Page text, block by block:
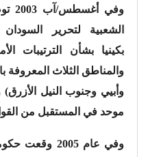
الشعبية لتحرير
بكينيا بشأن الترتيبات
والمناطق الثلاث المعروفة
وأبيي وجنوب النيل
موحد في المستقبل من
وفي عام 2005